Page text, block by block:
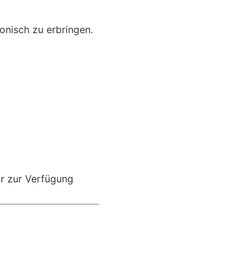
zu erbringen.
zur Verfügung